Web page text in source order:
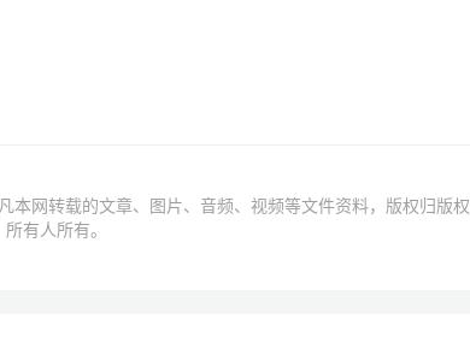
本网转载的文章、图片、音频、视频等文件资料，版权归版权
所有人所有。